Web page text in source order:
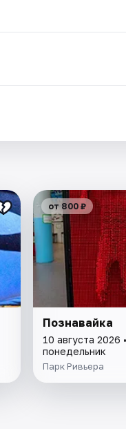
от 800 ₽
Познавайка
10 августа 2026 •
понедельник
Парк Ривьера